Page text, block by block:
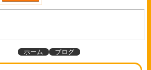
ホーム ブログ